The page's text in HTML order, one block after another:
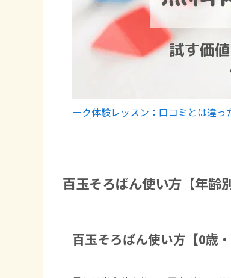
ーク体験レッスン：口コミとは違っ
百玉そろばん使い方【年齢別
百玉そろばん使い方【0歳・